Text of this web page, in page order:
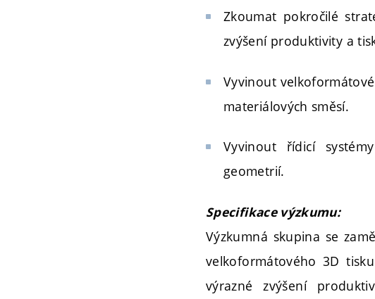
Zkoumat pokročilé
zvýšení produktivity a
Vyvinout
materiálových směsí.
Vyvinout řídicí
geometrií.
Specifikace výzkumu:
Výzkumná skupina se
velkoformátového 3D
výrazné zvýšení